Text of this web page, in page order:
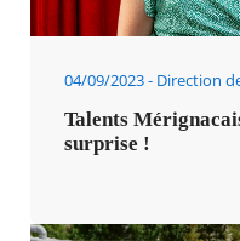
04/09/2023 Direction
Talents
surprise !